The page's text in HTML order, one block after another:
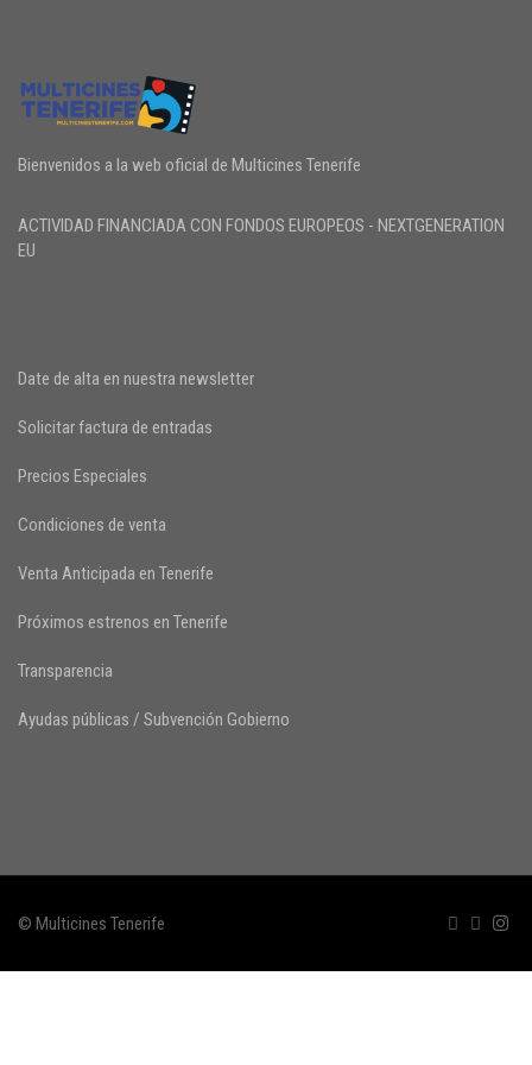
Bienvenidos a la web oficial de Multicines Tenerife
ACTIVIDAD FINANCIADA CON FONDOS EUROPEOS - NEXTGENERATION
EU
Date de alta en nuestra newsletter
Solicitar factura de entradas
Precios Especiales
Condiciones de venta
Venta Anticipada en Tenerife
Próximos estrenos en Tenerife
Transparencia
Ayudas públicas / Subvención Gobierno
© Multicines Tenerife